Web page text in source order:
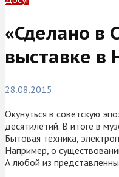
«Сделано в
выставке в
28.08.2015
Окунуться в советскую
десятилетий. В итоге в
Бытовая техника,
Например, о
А любой из